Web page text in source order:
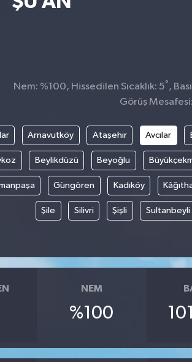
Nem: %100, Hissedilen Sıcaklık: 5° ,
Görüş
Arnavutköy Ataşehir Avcılar
Beylikdüzü Beyoğlu
Güngören Kadıköy
Şile Silivri Şişli Sultanbeyli
NEM
%100